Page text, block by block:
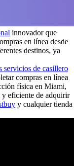
innovador que
en línea desde
destinos, ya
servicios de casillero
compras en línea
física en Miami,
y eficiente de adquirir
y cualquier tienda